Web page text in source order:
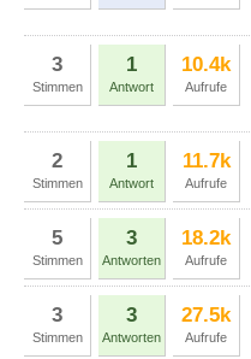
3
Stimmen
1
Antwort
10.4k
Aufrufe
2
Stimmen
1
Antwort
11.7k
Aufrufe
5
Stimmen
3
Antworten
18.2k
Aufrufe
3
Stimmen
3
Antworten
27.5k
Aufrufe